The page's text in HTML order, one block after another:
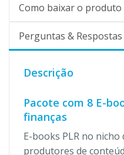
Como baixar o produto
Perguntas & Respostas
Descrição
Pacote com 8 E-
finanças
E-books PLR no
produtores de